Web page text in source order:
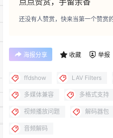
还没有人赞赏，快来当第一个赞赏的
海报分享 收藏 举报
ffdshow LAV Filters
多媒体兼容 多格式支持
视频播放问题 解码器包
音频解码